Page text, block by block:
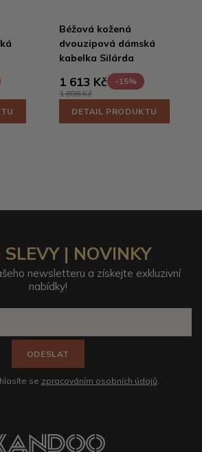
Béžová kožená
dvouzipová dámská
kabelka Silárda
1 613 Kč
-15%
1 898 Kč
DETAIL PRODUKTU
SLEVY | NOVINKY
newsletteru a získejte exkluzivní
nabídky!
ODESLAT
se zpracováním osobních údajů